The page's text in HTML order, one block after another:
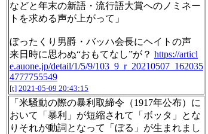
などと年末の新語・流行語大賞へのノミネー
トを求める声が上がって」
ぼったくり男爵・バッハ会長にヘイトの声
来日時に思わぬ“おもてなし”が？ https://articl
e.auone.jp/detail/1/5/9/103_9_r_20210507_162035
4777755549
[t] 2021-05-09 20:43:15
「米騒動の際の暴利取締令（1917年公布）に
おいて「暴利」が短縮されて「ボッタ」とな
りそれが動詞となって「ぼる」が生まれまし